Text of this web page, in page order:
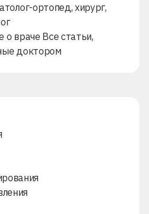
ортопед, хирург,
о враче Все статьи,
доктором